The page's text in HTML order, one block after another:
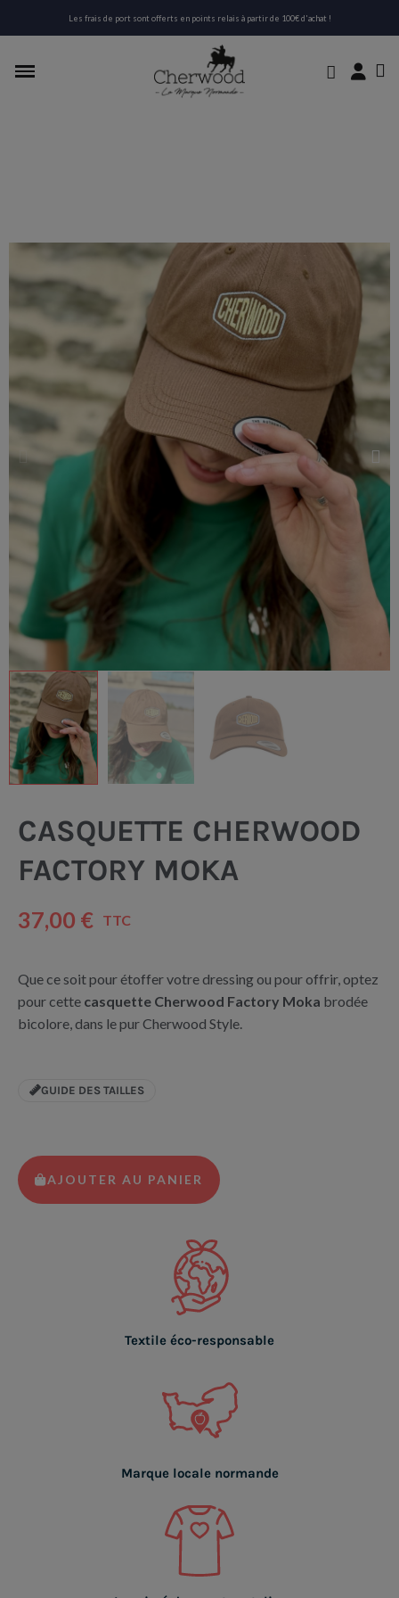
Les frais de port sont offerts en points relais à partir de 100€ d'achat !
CASQUETTE CHERWOOD
FACTORY MOKA
37,00 € TTC
Que ce soit pour étoffer votre dressing ou pour offrir, optez
pour cette casquette Cherwood Factory Moka brodée
bicolore, dans le pur Cherwood Style.
GUIDE DES TAILLES
AJOUTER AU PANIER
Textile éco-responsable
Marque locale normande